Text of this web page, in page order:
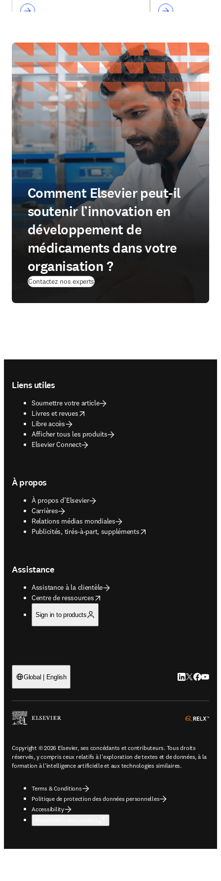
Comment Elsevier peut-il
soutenir l’innovation en
développement de
médicaments dans votre
organisation ?
Contactez nos experts
Liens utiles
Soumettre votre article
Livres et revues
opens in new tab/window
Libre accès
Afficher tous les produits
Elsevier Connect
À propos
À propos d’Elsevier
Carrières
Relations médias mondiales
Publicités, tirés-à-part, suppléments
opens in new tab/window
Assistance
Assistance à la clientèle
Centre de ressources
opens in new tab/window
Sign in to products
Global | English LinkedIn
Twitter
Copyright © 2026 Elsevier, ses concédants et contributeurs. Tous droits
réservés, y compris ceux relatifs à l'exploration de textes et de données, à la
formation à l'intelligence artificielle et aux technologies similaires.
Terms & Conditions
Politique de protection des données personnelles
Accessibility